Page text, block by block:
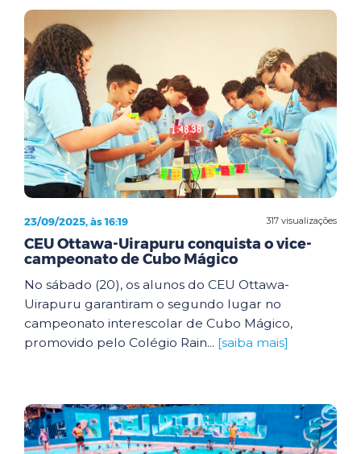
317 visualizações
23/09/2025, às 16:19
CEU Ottawa-Uirapuru conquista o vice-
campeonato de Cubo Mágico
No sábado (20), os alunos do CEU Ottawa-
Uirapuru garantiram o segundo lugar no
campeonato interescolar de Cubo Mágico,
promovido pelo Colégio Rain... [saiba mais]